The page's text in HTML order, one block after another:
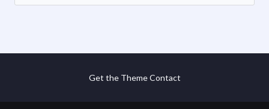
Get the Theme Contact